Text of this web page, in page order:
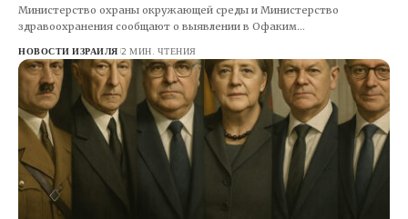
Министерство охраны окружающей среды и Министерство
здравоохранения сообщают о выявлении в Офаким…
НОВОСТИ ИЗРАИЛЯ 2 МИН. ЧТЕНИЯ